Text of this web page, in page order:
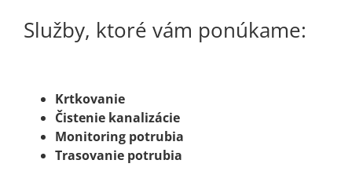
Služby, ktoré vám ponúkame:
Krtkovanie
Čistenie kanalizácie
Monitoring potrubia
Trasovanie potrubia